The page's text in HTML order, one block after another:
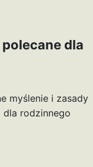
dla
myślenie i zasady
dla rodzinnego